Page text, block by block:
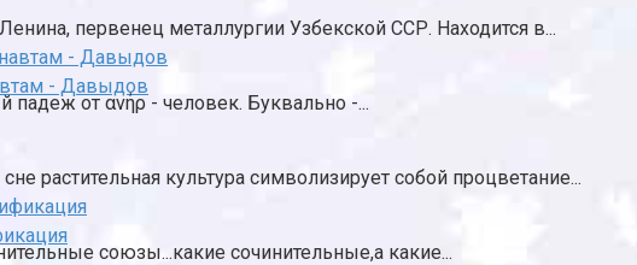
первенец металлургии Узбекской ССР. Находится в...
- Давыдов
падеж от ανήρ - человек. Буквально -...
растительная культура символизирует собой процветание...
союзы...какие сочинительные,а какие...